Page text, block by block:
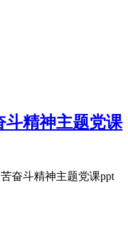
斗精神主题党课
奋斗精神主题党课ppt